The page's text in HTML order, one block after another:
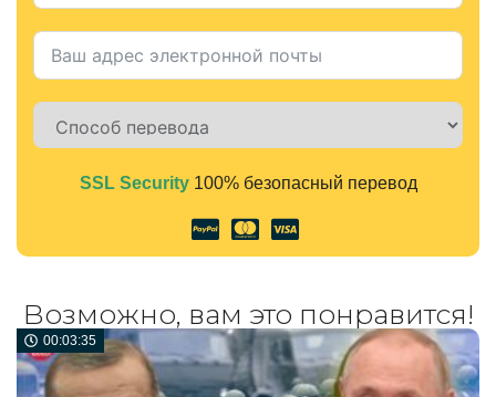
Alternative:
SSL Security100% безопасный перевод
Возможно, вам это понравится!
00:03:35